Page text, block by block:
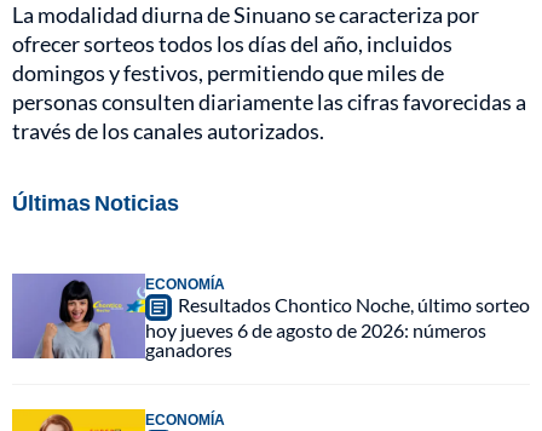
La modalidad diurna de Sinuano se caracteriza por
ofrecer sorteos todos los días del año, incluidos
domingos y festivos, permitiendo que miles de
personas consulten diariamente las cifras favorecidas a
través de los canales autorizados.
Últimas Noticias
ECONOMÍA
Resultados Chontico Noche, último sorteo
hoy jueves 6 de agosto de 2026: números
ganadores
ECONOMÍA